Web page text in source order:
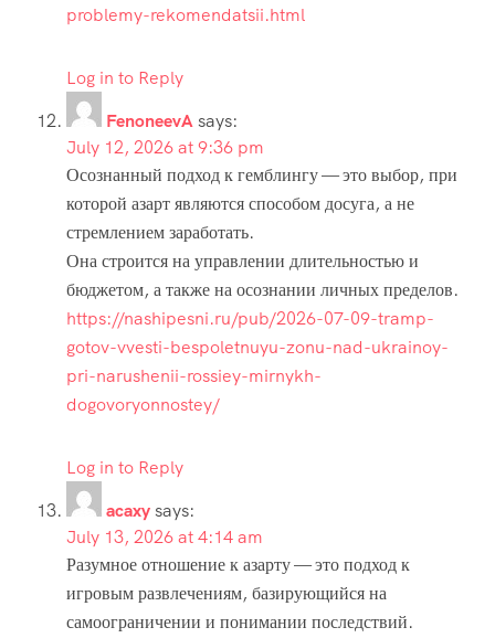
problemy-rekomendatsii.html
Log in to Reply
FenoneevAsays:
July 12, 2026 at 9:36 pm
Осознанный подход к гемблингу — это выбор, при
которой азарт являются способом досуга, а не
стремлением заработать.
Она строится на управлении длительностью и
бюджетом, а также на осознании личных пределов.
https://nashipesni.ru/pub/2026-07-09-tramp-
gotov-vvesti-bespoletnuyu-zonu-nad-ukrainoy-
pri-narushenii-rossiey-mirnykh-
dogovoryonnostey/
Log in to Reply
acaxysays:
July 13, 2026 at 4:14 am
Разумное отношение к азарту — это подход к
игровым развлечениям, базирующийся на
самоограничении и понимании последствий.